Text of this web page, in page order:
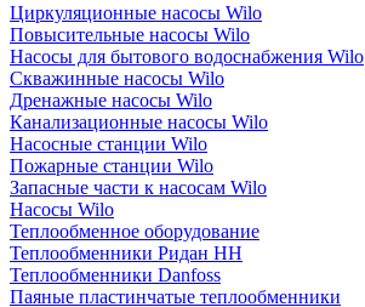
Циркуляционные насосы Wilo
Повысительные насосы Wilo
Насосы для бытового водоснабжения Wilo
Скважинные насосы Wilo
Дренажные насосы Wilo
Канализационные насосы Wilo
Насосные станции Wilo
Пожарные станции Wilo
Запасные части к насосам Wilo
Насосы Wilo
Теплообменное оборудование
Теплообменники Ридан НН
Теплообменники Danfoss
Паяные пластинчатые теплообменники